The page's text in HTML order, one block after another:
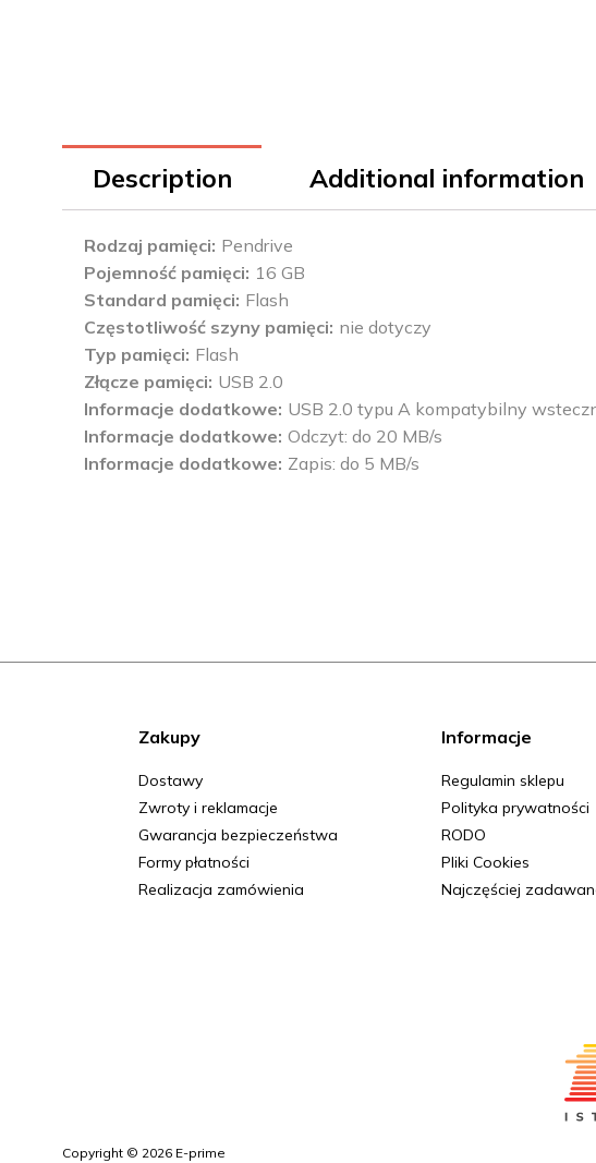
Description Additional information
Rodzaj pamięci Pendrive
Pojemność pamięci 16 GB
Standard pamięci Flash
Częstotliwość szyny pamięci nie dotyczy
Typ pamięci Flash
Złącze pamięci USB 2.0
Informacje dodatkowe USB 2.0 typu A kompatybilny
Informacje dodatkowe Odczyt: do 20 MB/s
Informacje dodatkowe Zapis: do 5 MB/s
Zakupy
Dostawy
Zwroty i reklamacje
Gwarancja bezpieczeństwa
Formy płatności
Realizacja zamówienia
Informacje
Regulamin sklepu
Polityka prywatności
RODO
Pliki Cookies
Najczęściej
Copyright © 2026 E-prime